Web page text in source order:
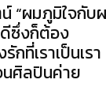
“ผมภูมิใจกับ
ซึ่งก็ต้อง
ที่เราเป็นเรา
นศิลปินค่าย